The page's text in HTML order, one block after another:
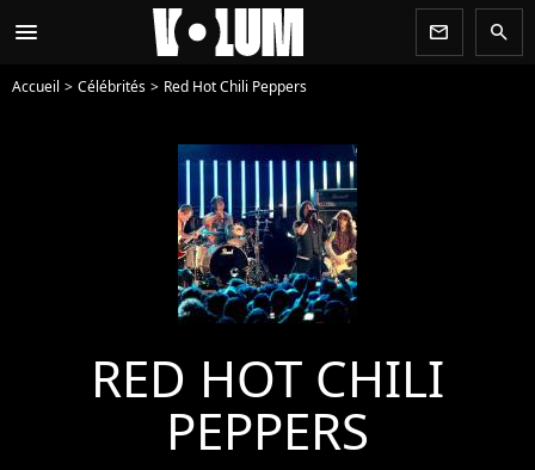
menu newsletter search
Accueil Célébrités Red Hot Chili Peppers
RED HOT CHILI
PEPPERS